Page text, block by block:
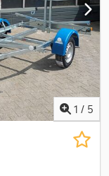
1 / 5